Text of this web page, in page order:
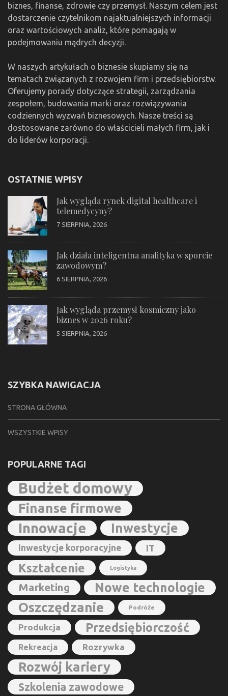
biznes, finanse, zdrowie czy przemysł. Naszym celem jest
dostarczenie czytelnikom najaktualniejszych informacji
oraz wartościowych analiz, które pomagają w
podejmowaniu mądrych decyzji.
W naszych artykułach o biznesie skupiamy się na
tematach związanych z rozwojem firm i przedsiębiorstw.
Oferujemy porady dotyczące strategii, zarządzania
zespołem, budowania marki oraz rozwiązywania
codziennych wyzwań biznesowych. Nasze treści są
dostosowane zarówno do właścicieli małych firm, jak i
do liderów korporacji.
OSTATNIE WPISY
Jak wygląda rynek digital healthcare i
telemedycyny?
7 SIERPNIA, 2026
Jak działa inteligentna analityka w sporcie
zawodowym?
6 SIERPNIA, 2026
Jak wygląda przemysł kosmiczny jako
biznes w 2026 roku?
5 SIERPNIA, 2026
SZYBKA NAWIGACJA
STRONA GŁÓWNA
WSZYSTKIE WPISY
POPULARNE TAGI
Budżet domowy
Finanse firmowe
Innowacje Inwestycje
Inwestycje korporacyjne IT
Kształcenie Logistyka
Marketing Nowe technologie
Oszczędzanie Podróże
Produkcja Przedsiębiorczość
Rekreacja Rozrywka
Rozwój kariery
Szkolenia zawodowe